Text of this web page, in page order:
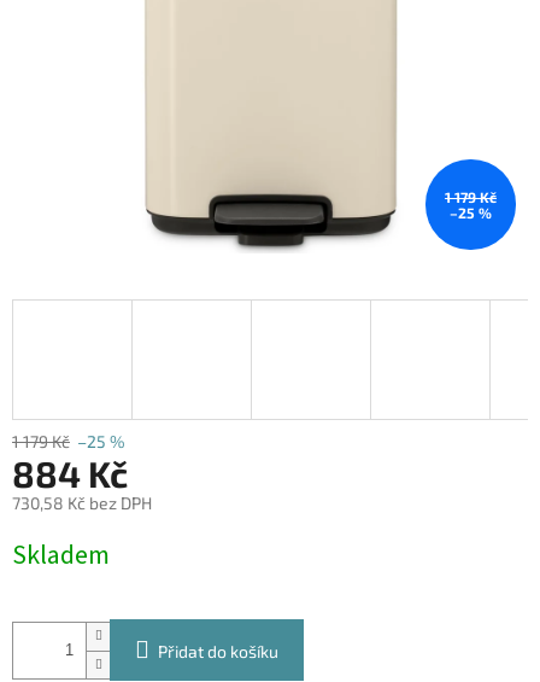
1 179 Kč
–25 %
1 179 Kč –25 %
884 Kč
730,58 Kč bez DPH
cena:
Skladem
Přidat do košíku